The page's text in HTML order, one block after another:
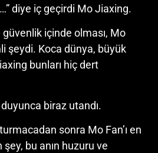
diye iç geçirdi Mo Jiaxing.
içinde olması, Mo
şeydi. Koca dünya, büyük
bunları hiç dert
biraz utandı.
sonra Mo Fan’ı en
bu anın huzuru ve